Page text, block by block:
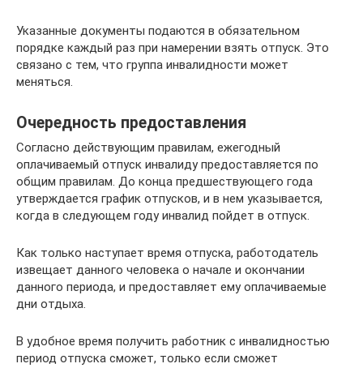
Указанные документы подаются в обязательном
порядке каждый раз при намерении взять отпуск. Это
связано с тем, что группа инвалидности может
меняться.
Очередность предоставления
Согласно действующим правилам, ежегодный
оплачиваемый отпуск инвалиду предоставляется по
общим правилам. До конца предшествующего года
утверждается график отпусков, и в нем указывается,
когда в следующем году инвалид пойдет в отпуск.
Как только наступает время отпуска, работодатель
извещает данного человека о начале и окончании
данного периода, и предоставляет ему оплачиваемые
дни отдыха.
В удобное время получить работник с инвалидностью
период отпуска сможет, только если сможет